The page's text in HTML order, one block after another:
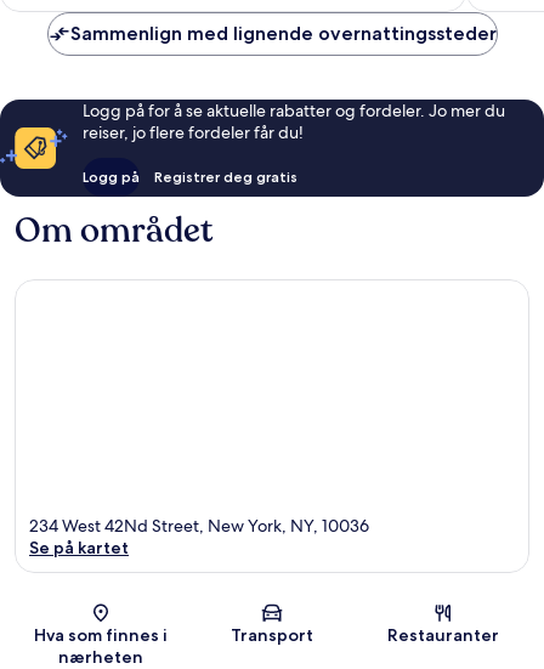
Sammenlign med lignende overnattingssteder
Logg på for å se aktuelle rabatter og fordeler. Jo mer du
reiser, jo flere fordeler får du!
Logg på Registrer deg gratis
Om området
Kart
234 West 42Nd Street, New York, NY, 10036
Se på kartet
Hva som finnes i
nærheten
Transport Restauranter